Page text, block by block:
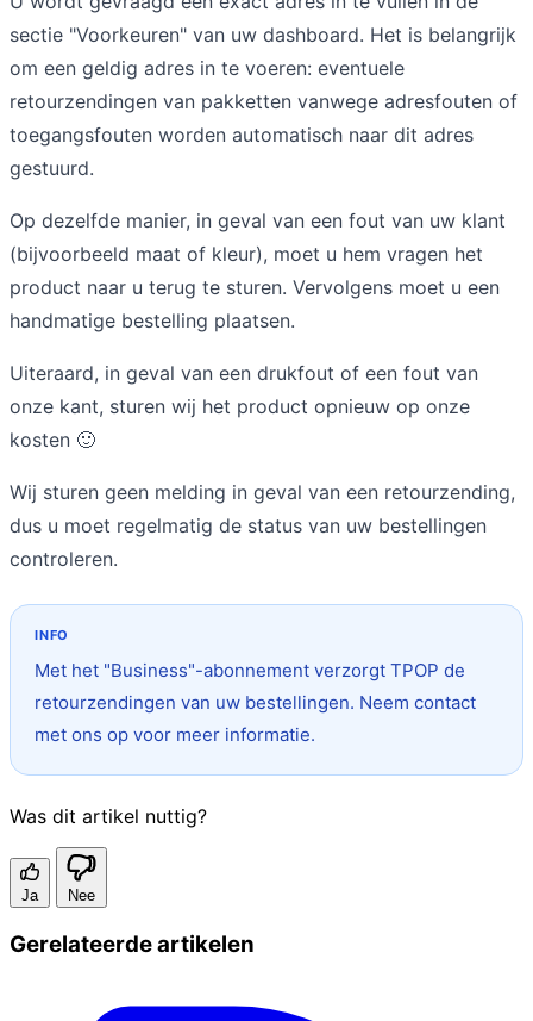
sectie "Voorkeuren" van uw dashboard. Het is belangrijk
om een geldig adres in te voeren: eventuele
retourzendingen van pakketten vanwege adresfouten of
toegangsfouten worden automatisch naar dit adres
gestuurd.
Op dezelfde manier, in geval van een fout van uw klant
(bijvoorbeeld maat of kleur), moet u hem vragen het
product naar u terug te sturen. Vervolgens moet u een
handmatige bestelling plaatsen.
Uiteraard, in geval van een drukfout of een fout van
onze kant, sturen wij het product opnieuw op onze
kosten 🙂
Wij sturen geen melding in geval van een retourzending,
dus u moet regelmatig de status van uw bestellingen
controleren.
Met het "Business"-abonnement verzorgt TPOP de
retourzendingen van uw bestellingen. Neem contact
met ons op voor meer informatie.
Was dit artikel nuttig?
Ja Nee
Gerelateerde artikelen